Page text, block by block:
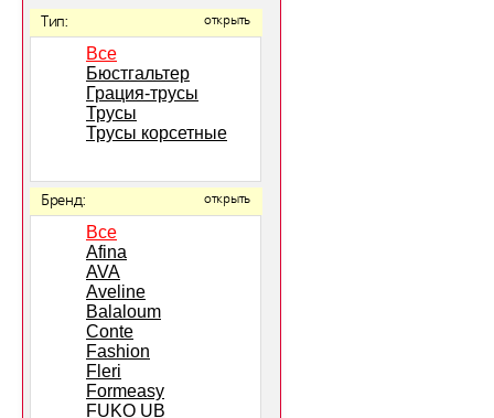
Тип: открыть
Все
Бюстгальтер
Грация-трусы
Трусы
Трусы корсетные
Бренд: открыть
Все
Afina
AVA
Aveline
Balaloum
Conte
Fashion
Fleri
Formeasy
FUKO UB